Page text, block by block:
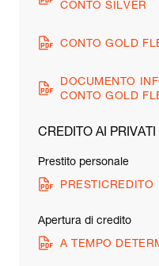
CONTO SILVER
CONTO GOLD
DOCUMENTO
CONTO GOLD
CREDITO AI PRIVATI
Prestito personale
PRESTICREDITO
Apertura di credito
A TEMPO